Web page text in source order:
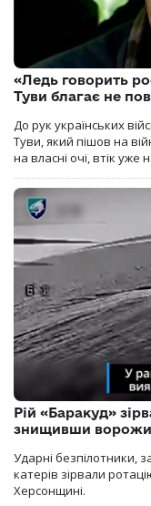
«Ледь говорить
Туви благає не
До рук українських
Туви, який пішов на
на власні очі, втік уже
Рій «Баракуд»
знищивши
Ударні безпілотники,
катерів зірвали
Херсонщині.